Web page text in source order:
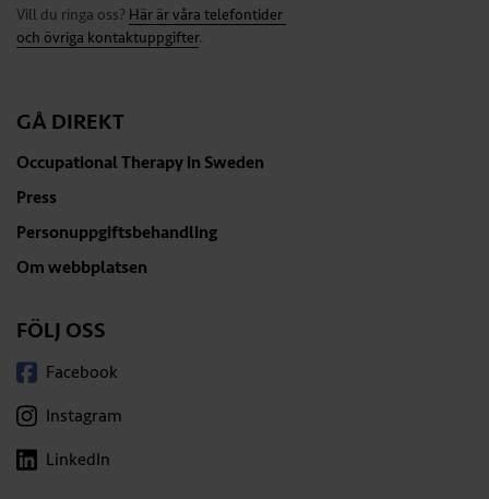
Vill du ringa oss? Här är våra telefontider
och övriga kontaktuppgifter.
GÅ DIREKT
Occupational Therapy in Sweden
Press
Personuppgiftsbehandling
Om webbplatsen
FÖLJ OSS
Facebook
Instagram
LinkedIn